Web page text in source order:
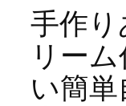
手作
リー
い簡単